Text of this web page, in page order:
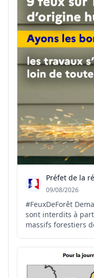
09/08/2026
#FeuxDeForêt
sont interdits à
massifs forestiers
à condition de